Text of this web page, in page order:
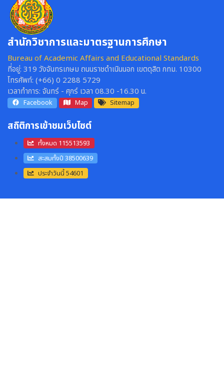
สำนักวิชาการและมาตรฐานการศึกษา
Bureau of Academic Affairs and Educational Standards
ที่อยู่: 319 วังจันทรเกษม ถนนราชดำเนินนอก เขตดุสิต กทม. 10300
โทรศัพท์: (+66) 0 2288 5729
เวลาทำการ: จันทร์ - ศุกร์ เวลา 08.30 -16.30 น.
Facebook Map Sitemap
สถิติการเข้าชมเว็บไซต์
ทั้งหมด 115513593
สะสมทั้งปี 38500639
ประจำวันนี้ 54601